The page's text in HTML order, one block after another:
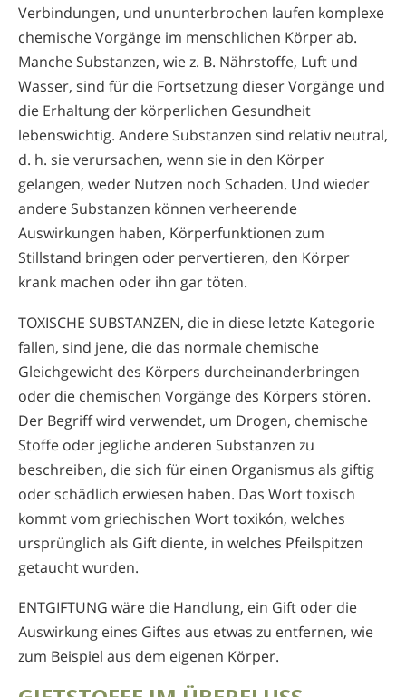
Verbindungen, und ununterbrochen laufen komplexe
chemische Vorgänge im menschlichen Körper ab.
Manche Substanzen, wie z. B. Nährstoffe, Luft und
Wasser, sind für die Fortsetzung dieser Vorgänge und
die Erhaltung der körperlichen Gesundheit
lebenswichtig. Andere Substanzen sind relativ neutral,
d. h. sie verursachen, wenn sie in den Körper
gelangen, weder Nutzen noch Schaden. Und wieder
andere Substanzen können verheerende
Auswirkungen haben, Körperfunktionen zum
Stillstand bringen oder pervertieren, den Körper
krank machen oder ihn gar töten.
TOXISCHE SUBSTANZEN, die in diese letzte Kategorie
fallen, sind jene, die das normale chemische
Gleichgewicht des Körpers durcheinanderbringen
oder die chemischen Vorgänge des Körpers stören.
Der Begriff wird verwendet, um Drogen, chemische
Stoffe oder jegliche anderen Substanzen zu
beschreiben, die sich für einen Organismus als giftig
oder schädlich erwiesen haben. Das Wort toxisch
kommt vom griechischen Wort toxikón, welches
ursprünglich als Gift diente, in welches Pfeilspitzen
getaucht wurden.
ENTGIFTUNG wäre die Handlung, ein Gift oder die
Auswirkung eines Giftes aus etwas zu entfernen, wie
zum Beispiel aus dem eigenen Körper.